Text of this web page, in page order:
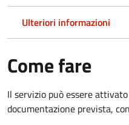
Ulteriori informazioni
Come fare
Il servizio può essere
documentazione prevista,